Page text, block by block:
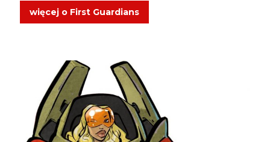
więcej o First Guardians